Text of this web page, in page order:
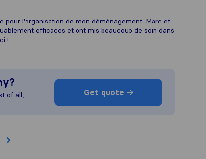
pour l'organisation de mon déménagement. Marc et
efficaces et ont mis beaucoup de soin dans
!
of all,
Get quote